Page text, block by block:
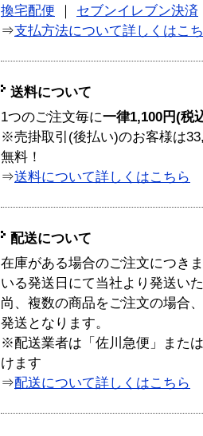
換宅配便
セブンイレブン決済
⇒支払方法について詳しくはこ
送料について
1つのご注文毎に一律1,100円(税
※売掛取引(後払い)のお客様は
無料！
⇒送料について詳しくはこちら
配送について
在庫がある場合のご注文につき
いる発送日にて当社より発送い
尚、複数の商品をご注文の場合
発送となります。
※配送業者は「佐川急便」また
けます
⇒配送について詳しくはこちら